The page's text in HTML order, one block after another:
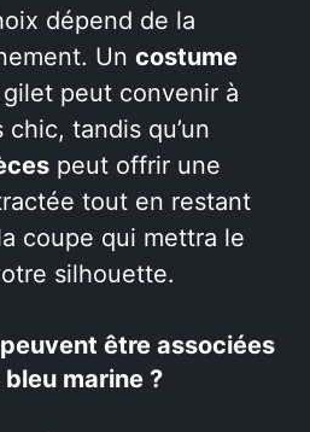
dépend de la
Un costume
peut convenir à
tandis qu’un
peut offrir une
tout en restant
coupe qui mettra le
silhouette.
être associées
marine ?